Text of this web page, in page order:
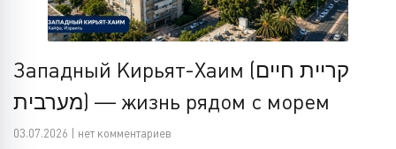
Западный Кирьят-Хаим (קריית חיים
מערבית) — жизнь рядом с морем
03.07.2026 | нет комментариев